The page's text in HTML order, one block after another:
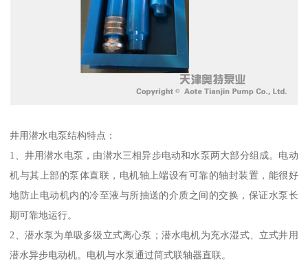
井用潜水电泵结构特点：
1、井用潜水电泵，由潜水三相异步电动和水泵两大部分组成。电动
机与其上部的泵体直联，电机轴上端设有可靠的轴封装置，能很好
地防止电动机内的冷至液与所抽送的介质之间的交换，保证水泵长
期可靠地运行。
2、潜水泵为单吸多级立式离心泵；潜水电机为充水湿式、立式井用
潜水异步电动机。电机与水泵通过筒式联轴器直联。